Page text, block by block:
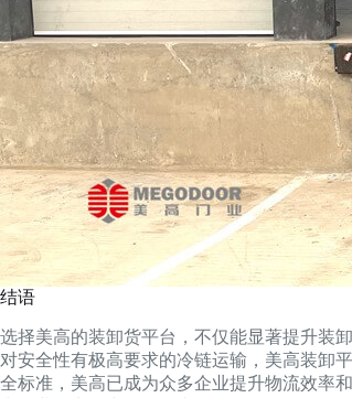
结语
选择美高的装卸货平台，不仅能显著提升装
对安全性有极高要求的冷链运输，美高装卸
全标准，美高已成为众多企业提升物流效率